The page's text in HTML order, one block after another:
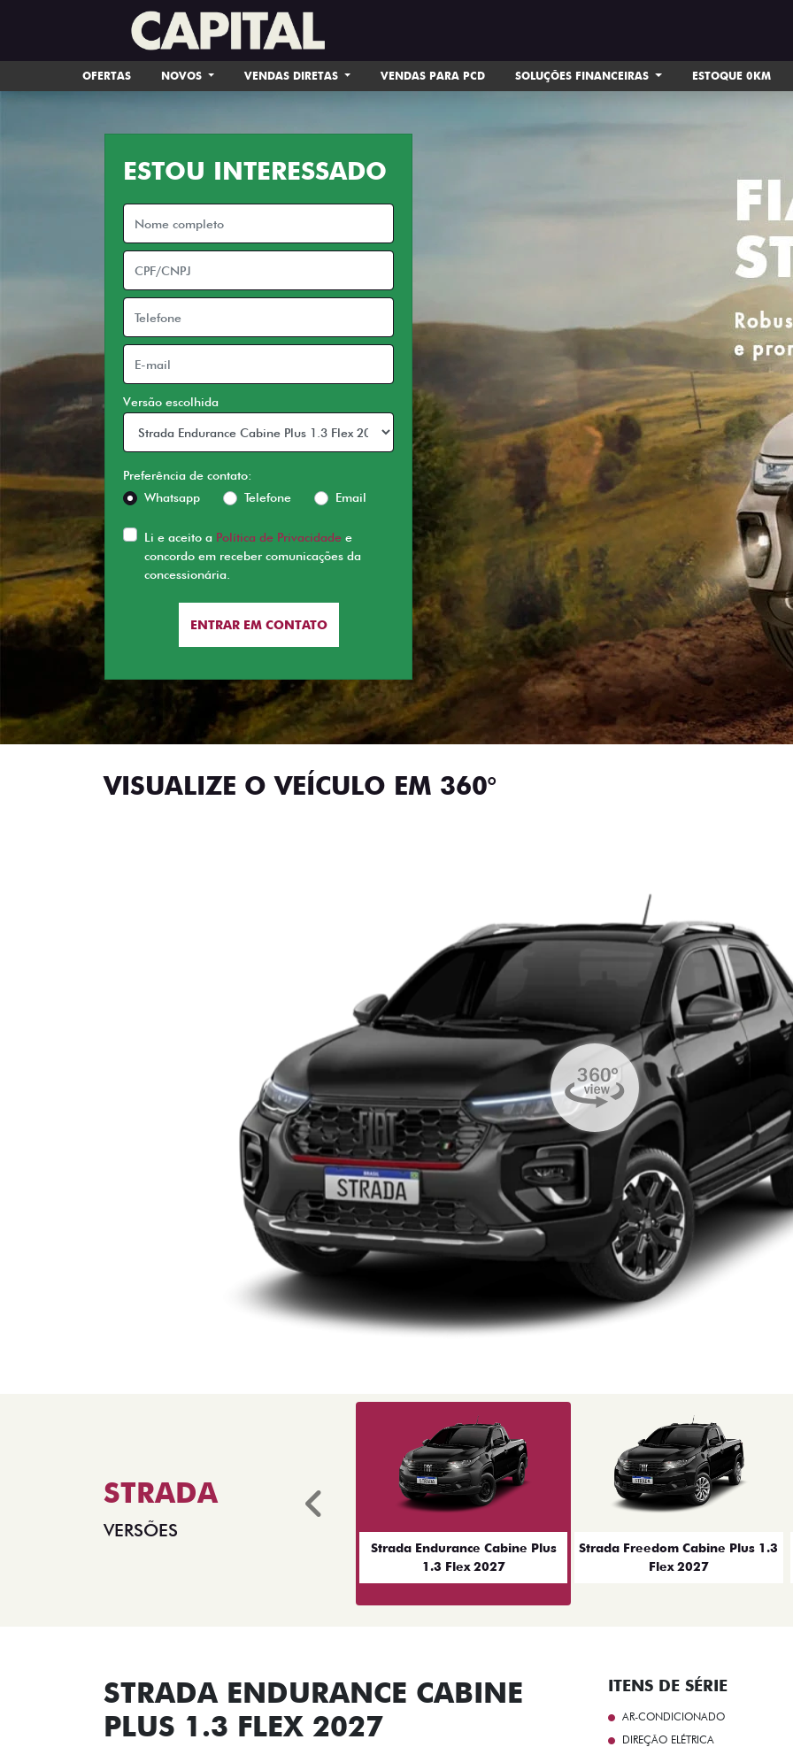
OFERTAS NOVOS VENDAS DIRETAS VENDAS PARA PCD SOLUÇÕES FINANCEIRAS ESTOQUE 0KM
ESTOU INTERESSADO
Versão escolhida
Preferência de contato:
Whatsapp
Telefone Email
Li e aceito a Política de Privacidade e
concordo em receber comunicações da
concessionária.
ENTRAR EM CONTATO
VISUALIZE O VEÍCULO EM 360°
STRADA
VERSÕES
Strada Endurance Cabine Plus
1.3 Flex 2027
Strada Freedom Cabine Plus 1.3
Flex 2027
Anterior
STRADA ENDURANCE CABINE
PLUS 1.3 FLEX 2027
ITENS DE SÉRIE
AR-CONDICIONADO
DIREÇÃO ELÉTRICA